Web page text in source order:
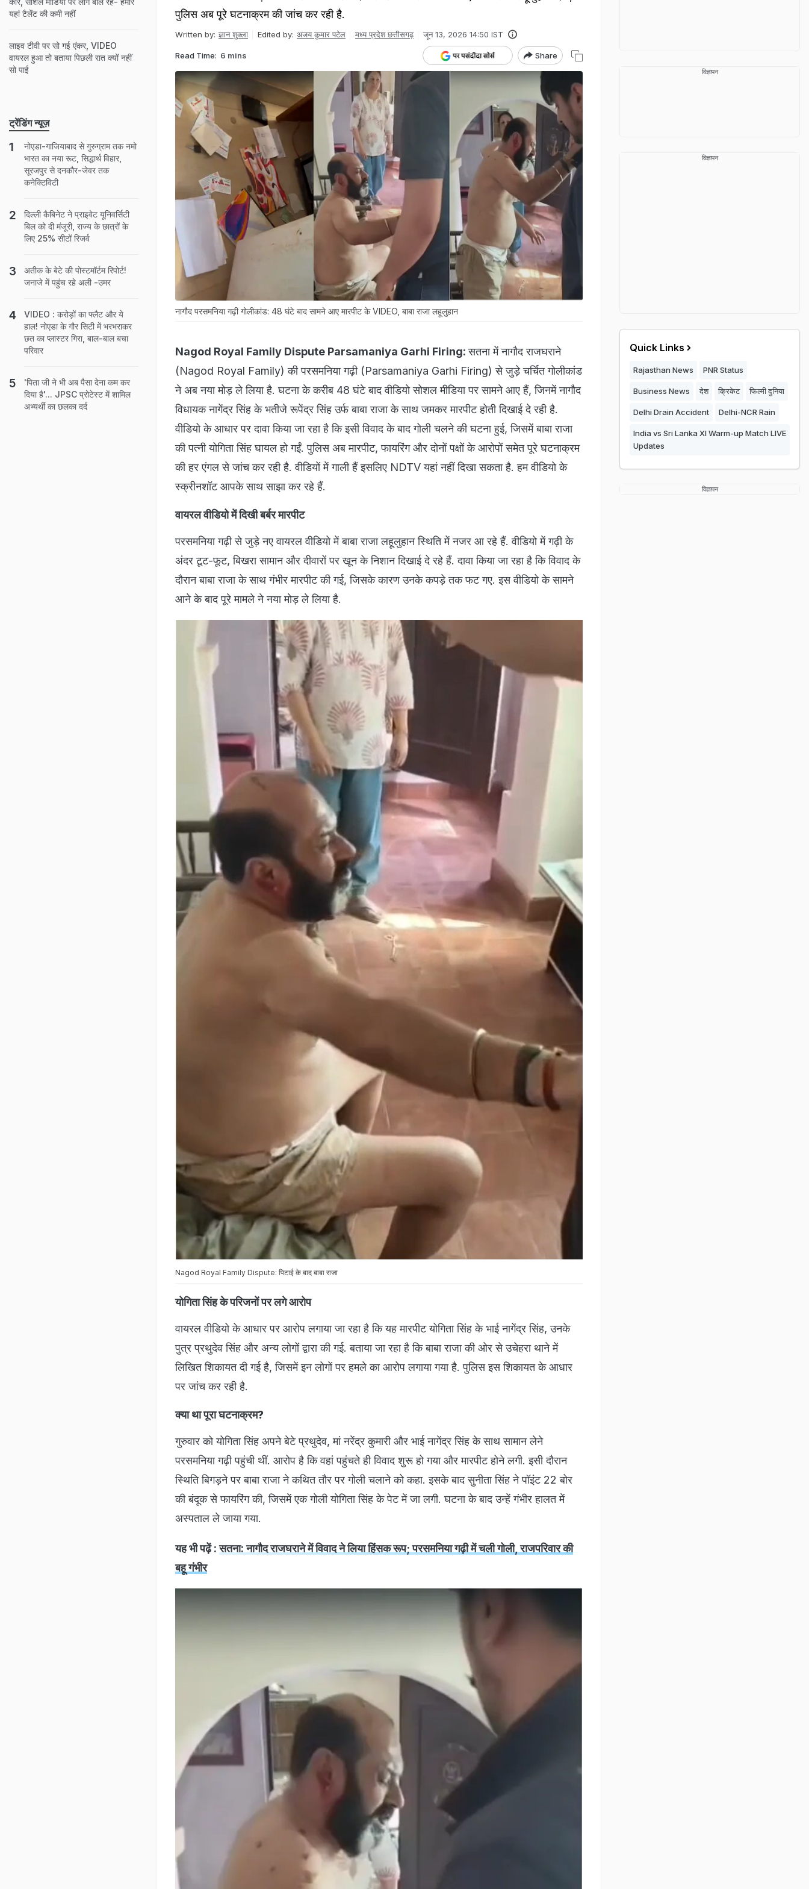
पुलिस अब पूरे घटनाक्रम की जांच कर रही है.
Written by: ज्ञान शुक्ला Edited by: अजय कुमार पटेल मध्य प्रदेश छत्तीसगढ़ जून 13, 2026 14:50 IST
Read Time: 6 mins Share
नागौद परसमनिया गढ़ी गोलीकांड: 48 घंटे बाद सामने आए मारपीट के VIDEO, बाबा राजा लहूलुहान
Nagod Royal Family Dispute Parsamaniya Garhi Firing:सतना में नागौद राजघराने
(Nagod Royal Family) की परसमनिया गढ़ी (Parsamaniya Garhi Firing) से जुड़े चर्चित गोलीकांड
ने अब नया मोड़ ले लिया है. घटना के करीब 48 घंटे बाद वीडियो सोशल मीडिया पर सामने आए हैं, जिनमें नागौद
विधायक नागेंद्र सिंह के भतीजे रूपेंद्र सिंह उर्फ बाबा राजा के साथ जमकर मारपीट होती दिखाई दे रही है.
वीडियो के आधार पर दावा किया जा रहा है कि इसी विवाद के बाद गोली चलने की घटना हुई, जिसमें बाबा राजा
की पत्नी योगिता सिंह घायल हो गईं. पुलिस अब मारपीट, फायरिंग और दोनों पक्षों के आरोपों समेत पूरे घटनाक्रम
की हर एंगल से जांच कर रही है. वीडियों में गाली हैं इसलिए NDTV यहां नहीं दिखा सकता है. हम वीडियो के
स्क्रीनशॉट आपके साथ साझा कर रहे हैं.
वायरल वीडियो में दिखी बर्बर मारपीट
परसमनिया गढ़ी से जुड़े नए वायरल वीडियो में बाबा राजा लहूलुहान स्थिति में नजर आ रहे हैं. वीडियो में गढ़ी के
अंदर टूट-फूट, बिखरा सामान और दीवारों पर खून के निशान दिखाई दे रहे हैं. दावा किया जा रहा है कि विवाद के
दौरान बाबा राजा के साथ गंभीर मारपीट की गई, जिसके कारण उनके कपड़े तक फट गए. इस वीडियो के सामने
आने के बाद पूरे मामले ने नया मोड़ ले लिया है.
Nagod Royal Family Dispute: पिटाई के बाद बाबा राजा
योगिता सिंह के परिजनों पर लगे आरोप
वायरल वीडियो के आधार पर आरोप लगाया जा रहा है कि यह मारपीट योगिता सिंह के भाई नागेंद्र सिंह, उनके
पुत्र प्रथुदेव सिंह और अन्य लोगों द्वारा की गई. बताया जा रहा है कि बाबा राजा की ओर से उचेहरा थाने में
लिखित शिकायत दी गई है, जिसमें इन लोगों पर हमले का आरोप लगाया गया है. पुलिस इस शिकायत के आधार
पर जांच कर रही है.
क्या था पूरा घटनाक्रम?
गुरुवार को योगिता सिंह अपने बेटे प्रथुदेव, मां नरेंद्र कुमारी और भाई नागेंद्र सिंह के साथ सामान लेने
परसमनिया गढ़ी पहुंची थीं. आरोप है कि वहां पहुंचते ही विवाद शुरू हो गया और मारपीट होने लगी. इसी दौरान
स्थिति बिगड़ने पर बाबा राजा ने कथित तौर पर गोली चलाने को कहा. इसके बाद सुनीता सिंह ने पॉइंट 22 बोर
की बंदूक से फायरिंग की, जिसमें एक गोली योगिता सिंह के पेट में जा लगी. घटना के बाद उन्हें गंभीर हालत में
अस्पताल ले जाया गया.
यह भी पढ़ें :सतना: नागौद राजघराने में विवाद ने लिया हिंसक रूप; परसमनिया गढ़ी में चली गोली, राजपरिवार की
बहू गंभीर
यहां टैलेंट की कमी नहीं
लाइव टीवी पर सो गई एंकर, VIDEO
वायरल हुआ तो बताया पिछली रात क्यों नहीं
सो पाई
ट्रेंडिंग न्यूज़
नोएडा-गाजियाबाद से गुरुग्राम तक नमो
भारत का नया रूट, सिद्धार्थ विहार,
सूरजपुर से दनकौर-जेवर तक
कनेक्टिविटी
दिल्ली कैबिनेट ने प्राइवेट यूनिवर्सिटी
बिल को दी मंजूरी, राज्य के छात्रों के
लिए 25% सीटों रिजर्व
अतीक के बेटे की पोस्टमॉर्टम रिपोर्ट!
जनाजे में पहुंच रहे अली -उमर
VIDEO : करोड़ों का फ्लैट और ये
हाल! नोएडा के गौर सिटी में भरभराकर
छत का प्लास्टर गिरा, बाल-बाल बचा
परिवार
'पिता जी ने भी अब पैसा देना कम कर
दिया है'... JPSC प्रोटेस्ट में शामिल
अभ्यर्थी का छलका दर्द
विज्ञापन
विज्ञापन
Quick Links
Rajasthan News PNR Status
Business News देश क्रिकेट फिल्मी दुनिया
Delhi Drain Accident Delhi-NCR Rain
India vs Sri Lanka XI Warm-up Match LIVE
Updates
विज्ञापन